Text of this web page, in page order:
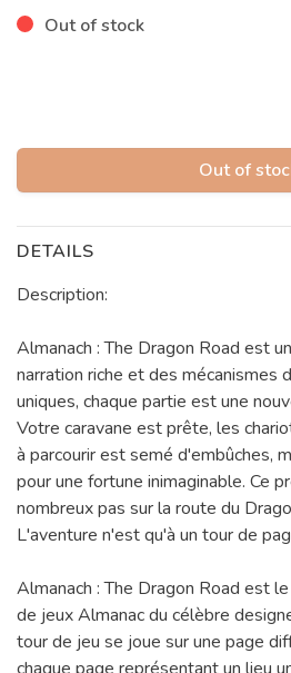
Out of stock
Out of
DETAILS
Description:
Almanach : The Dragon Road est
narration riche et des mécanismes
uniques, chaque partie est une
Votre caravane est prête, les
à parcourir est semé d'embûches,
pour une fortune inimaginable. Ce
nombreux pas sur la route du
L'aventure n'est qu'à un tour de
Almanach : The Dragon Road est
de jeux Almanac du célèbre
tour de jeu se joue sur une page